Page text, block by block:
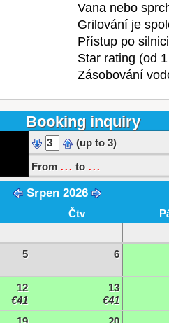
Vana nebo
Grilování je
Přístup po
Star rating (od
Zásobování
Booking inquiry
(up to 3)
From ... to ...
Srpen 2026
Čtv
5 6
12
€41
13
€41